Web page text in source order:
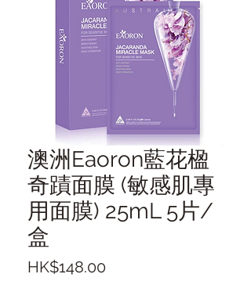
澳洲Eaoron藍花楹
奇蹟面膜 (敏感肌專
用面膜) 25mL 5片/
盒
HK$148.00價